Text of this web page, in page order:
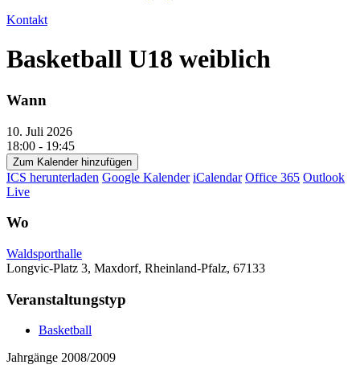
Kontakt
Basketball U18 weiblich
Wann
10. Juli 2026
18:00 - 19:45
Zum Kalender hinzufügen
ICS herunterladen Google Kalender iCalendar Office 365 Outlook
Live
Wo
Waldsporthalle
Longvic-Platz 3, Maxdorf, Rheinland-Pfalz, 67133
Veranstaltungstyp
Basketball
Jahrgänge 2008/2009